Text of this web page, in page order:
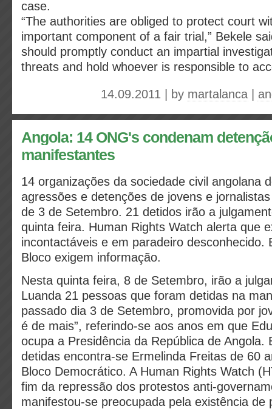
case.
“The authorities are obliged to protect court
important component of a fair trial,” Bekele
should promptly conduct an impartial
threats and hold whoever is responsible to
14.09.2011 | by martalanca
Angola: 14 ONG's condenam
manifestantes
14 organizações da sociedade civil angolana
agressões e detenções de jovens e
de 3 de Setembro. 21 detidos irão a
quinta feira. Human Rights Watch alerta que
incontactáveis e em paradeiro desconhecido.
Bloco exigem informação.
Nesta quinta feira, 8 de Setembro, irão a
Luanda 21 pessoas que foram detidas na
passado dia 3 de Setembro, promovida por
é de mais”, referindo-se aos anos em que
ocupa a Presidência da República de Angola.
detidas encontra-se Ermelinda Freitas de 60
Bloco Democrático. A Human Rights Watch
fim da repressão dos protestos anti-
manifestou-se preocupada pela existência de